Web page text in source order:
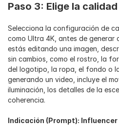
Paso 3: Elige la
Selecciona la configuración de
como Ultra 4K, antes de generar
estás editando una imagen,
sin cambios, como el rostro, la
del logotipo, la ropa, el fondo o
generando un video, incluye el
iluminación, los detalles de la
coherencia.
Indicación (Prompt):